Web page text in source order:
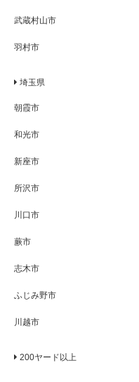
武蔵村山市
羽村市
埼玉県
朝霞市
和光市
新座市
所沢市
川口市
蕨市
志木市
ふじみ野市
川越市
200ヤード以上